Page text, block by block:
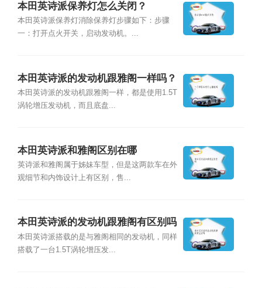
本田英诗派保养灯怎么关闭？
本田英诗派保养灯消除保养灯步骤如下：步骤
一：打开点火开关，启动发动机。...
本田英诗派的发动机跟雅阁一样吗？
本田英诗派的发动机跟雅阁一样，都是使用1.5T
涡轮增压发动机，而且底盘...
本田英诗派和雅阁区别在哪
英诗派和雅阁属于姊妹车型，但是这两款车在外
观细节和内饰设计上有区别，售...
本田英诗派的发动机跟雅阁有区别吗
本田英诗派搭载的是与雅阁相同的发动机，同样
搭载了一台1.5T涡轮增压发...